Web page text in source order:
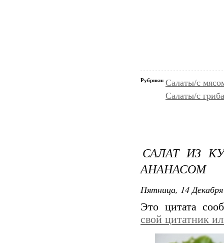
Рубрики: Салаты/с
Салаты/с
САЛАТ ИЗ
АНАНАСОМ
Пятница, 14
Это цитата
свой цитатник